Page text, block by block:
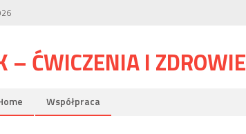
– ĆWICZENIA I ZDROWIE
Współpraca